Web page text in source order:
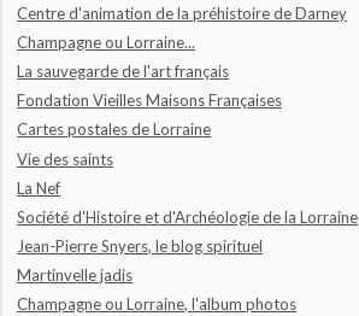
Centre d'animation de la préhistoire de Darney
Champagne ou Lorraine...
La sauvegarde de l'art français
Fondation Vieilles Maisons Françaises
Cartes postales de Lorraine
Vie des saints
La Nef
Société d'Histoire et d'Archéologie de la Lorraine
Jean-Pierre Snyers, le blog spirituel
Martinvelle jadis
Champagne ou Lorraine, l'album photos